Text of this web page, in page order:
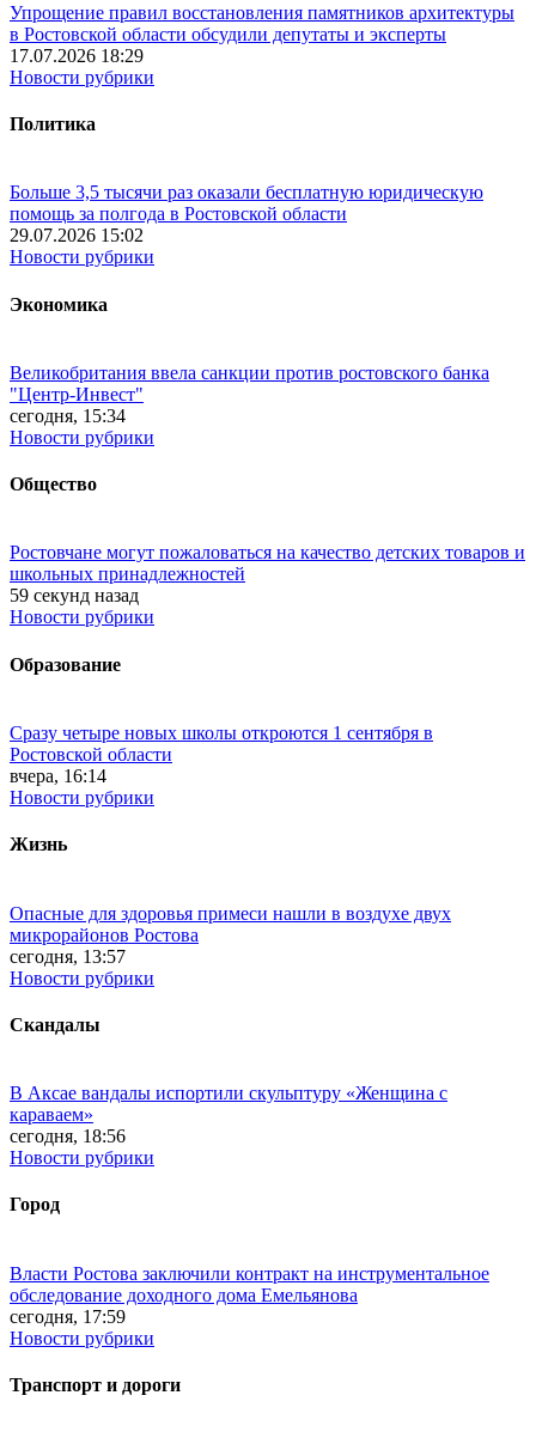
Упрощение правил восстановления памятников архитектуры
в Ростовской области обсудили депутаты и эксперты
17.07.2026 18:29
Новости рубрики
Политика
Больше 3,5 тысячи раз оказали бесплатную юридическую
помощь за полгода в Ростовской области
29.07.2026 15:02
Новости рубрики
Экономика
Великобритания ввела санкции против ростовского банка
"Центр-Инвест"
сегодня, 15:34
Новости рубрики
Общество
Ростовчане могут пожаловаться на качество детских товаров и
школьных принадлежностей
59 секунд назад
Новости рубрики
Образование
Сразу четыре новых школы откроются 1 сентября в
Ростовской области
вчера, 16:14
Новости рубрики
Жизнь
Опасные для здоровья примеси нашли в воздухе двух
микрорайонов Ростова
сегодня, 13:57
Новости рубрики
Скандалы
В Аксае вандалы испортили скульптуру «Женщина с
караваем»
сегодня, 18:56
Новости рубрики
Город
Власти Ростова заключили контракт на инструментальное
обследование доходного дома Емельянова
сегодня, 17:59
Новости рубрики
Транспорт и дороги